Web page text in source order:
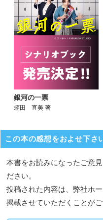
銀河の一票
蛭田 直美 著
この本の感想をおよせ下さ
本書をお読みになったご意
ださい。
投稿された内容は、弊社ホ
掲載させていただくことがご